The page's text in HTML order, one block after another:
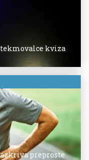
tekmovalce kviza
preproste